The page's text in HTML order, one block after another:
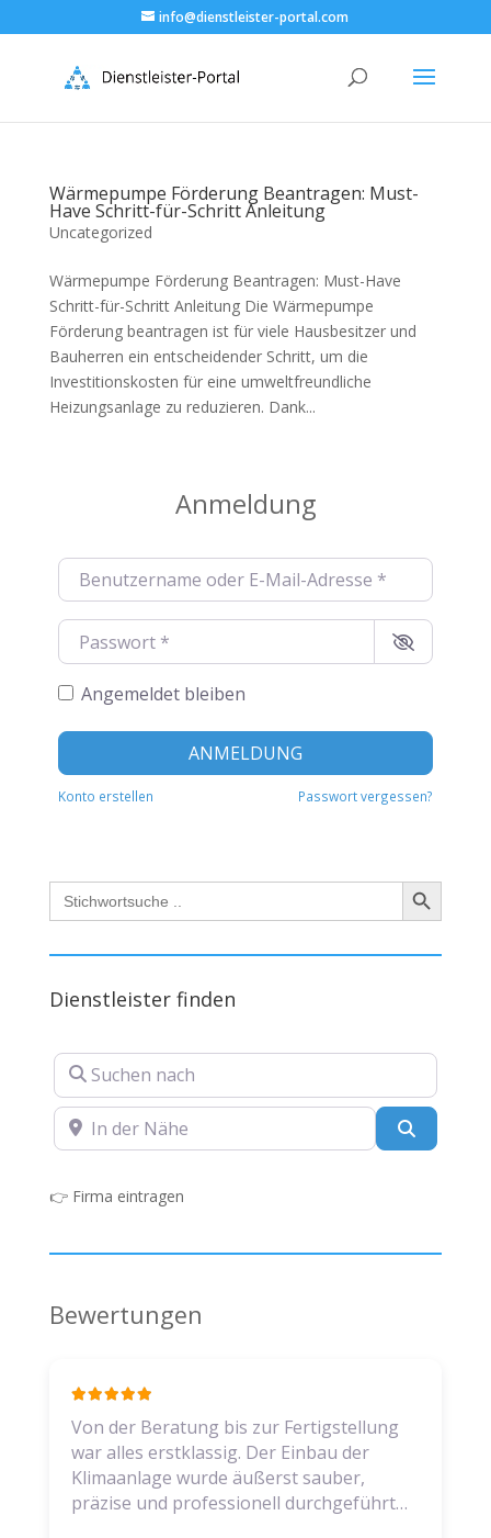
info@dienstleister-portal.com
Wärmepumpe Förderung Beantragen: Must-
Have Schritt-für-Schritt Anleitung
Uncategorized
Wärmepumpe Förderung Beantragen: Must-Have
Schritt-für-Schritt Anleitung Die Wärmepumpe
Förderung beantragen ist für viele Hausbesitzer und
Bauherren ein entscheidender Schritt, um die
Investitionskosten für eine umweltfreundliche
Heizungsanlage zu reduzieren. Dank...
Anmeldung
Benutzername oder E-Mail-Adresse
Passwort
Angemeldet bleiben
ANMELDUNG
Konto erstellen Passwort vergessen?
Search
for:
Search Button
Dienstleister finden
Suchen nach
In der Nähe
👉 Firma eintragen
Bewertungen
Von der Beratung bis zur Fertigstellung
war alles erstklassig. Der Einbau der
Klimaanlage wurde äußerst sauber,
präzise und professionell durchgeführt…